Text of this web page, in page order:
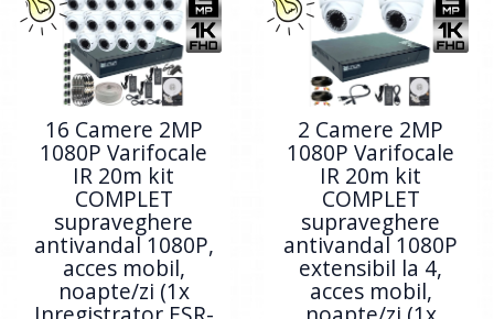
16 Camere 2MP
1080P Varifocale
IR 20m kit
COMPLET
supraveghere
antivandal 1080P,
acces mobil,
noapte/zi (1x
2 Camere 2MP
1080P Varifocale
IR 20m kit
COMPLET
supraveghere
antivandal 1080P
extensibil la 4,
acces mobil,